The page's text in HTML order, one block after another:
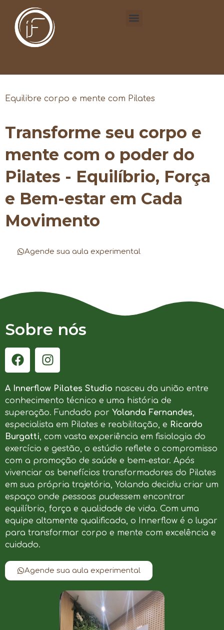
Equilibre corpo e mente com Pilates
Transforme seu corpo e
mente com o poder do
Pilates - Equilíbrio, Força
e Bem-estar em Cada
Movimento
Agende sua aula experimental
Sobre nós
A Innerflow Pilates Studio nasceu da união entre
conhecimento técnico e uma história de
superação. Fundado por Yolanda Fernandes,
especialista em Pilates e reabilitação, e Ricardo
Burgatti, com vasta experiência em fisiologia do
exercício e gestão, o estúdio reflete o compromisso
com a promoção de saúde e bem-estar. Após
vivenciar os benefícios transformadores do Pilates
em sua própria trajetória, Yolanda decidiu criar um
espaço onde pessoas pudessem encontrar
equilíbrio, força e qualidade de vida. Com uma
equipe altamente qualificada, o Innerflow é o lugar
para transformar corpo e mente com excelência e
cuidado.
Agende sua aula experimental